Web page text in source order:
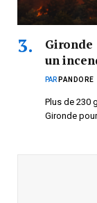
Gironde
un
PAR PANDORE
Plus de 230
Gironde